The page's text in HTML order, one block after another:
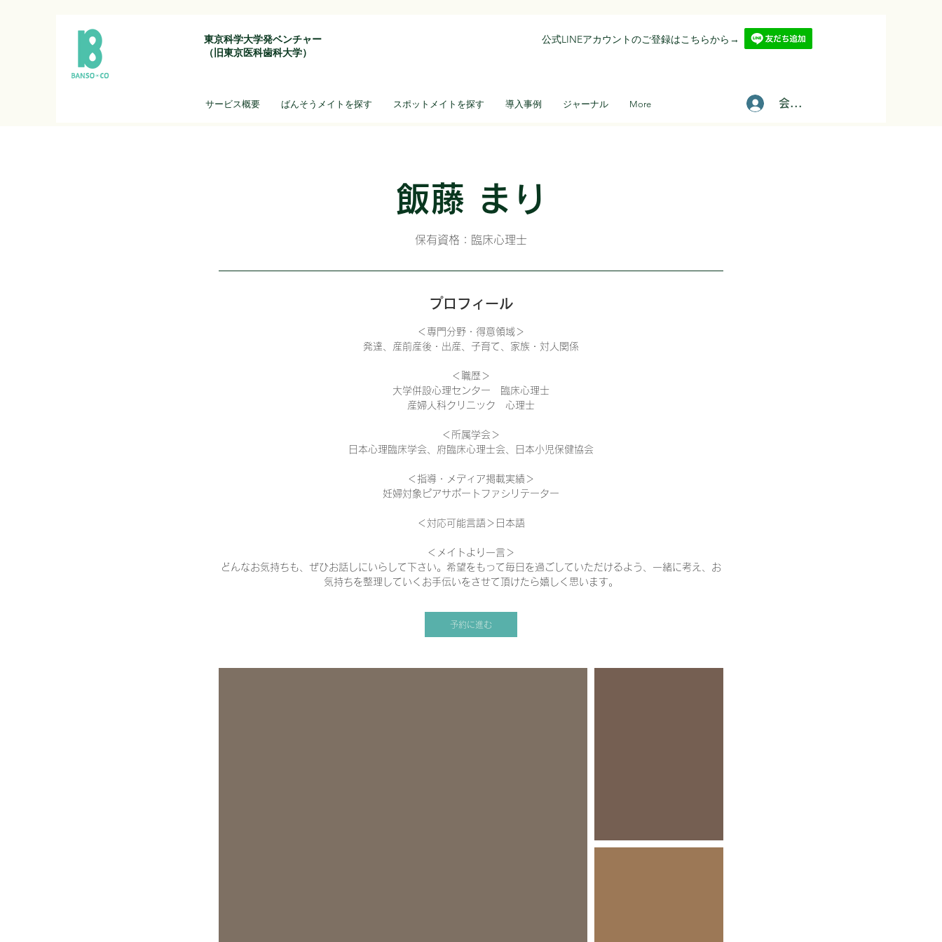
東京科学大学発ベンチャー
（旧東京医科歯科大学）
公式LINEアカウントのご登録はこちらから→
サービス概要 ばんそうメイトを探す スポットメイトを探す 導入事例 ジャーナル More 会員登録/ログインはこちら
飯藤 まり
保有資格：臨床心理士
プロフィール
＜専門分野・得意領域＞
発達、産前産後・出産、子育て、家族・対人関係
＜職歴＞
大学併設心理センター 臨床心理士
産婦人科クリニック 心理士
＜所属学会＞
日本心理臨床学会、府臨床心理士会、日本小児保健協会
＜指導・メディア掲載実績＞
妊婦対象ピアサポートファシリテーター
＜対応可能言語＞日本語
＜メイトより一言＞
どんなお気持ちも、ぜひお話しにいらして下さい。希望をもって毎日を過ごしていただけるよう、一緒に考え、お
気持ちを整理していくお手伝いをさせて頂けたら嬉しく思います。
予約に進む